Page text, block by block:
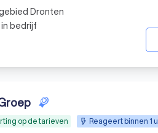
Dronten
bedrijf
op de tarieven Reageert binnen 1